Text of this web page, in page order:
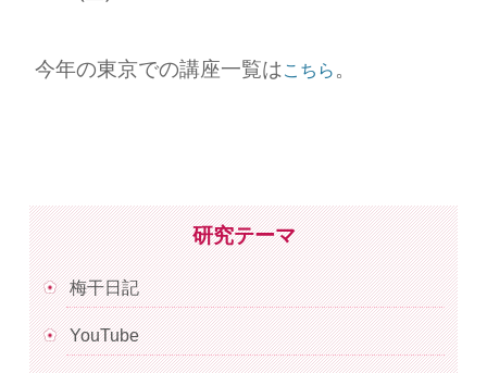
今年の東京での講座一覧は こちら 。
研究テーマ
梅干日記
YouTube